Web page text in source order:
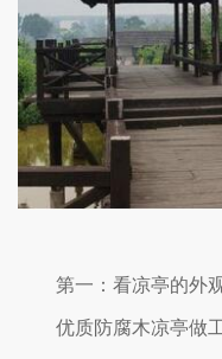
第一：看凉亭的外
优质防腐木凉亭做